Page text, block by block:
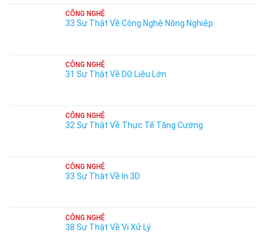
CÔNG NGHỆ
33 Sự Thật Về Công Nghệ Nông Nghiệp
CÔNG NGHỆ
31 Sự Thật Về Dữ Liệu Lớn
CÔNG NGHỆ
32 Sự Thật Về Thực Tế Tăng Cường
CÔNG NGHỆ
33 Sự Thật Về In 3D
CÔNG NGHỆ
38 Sự Thật Về Vi Xử Lý